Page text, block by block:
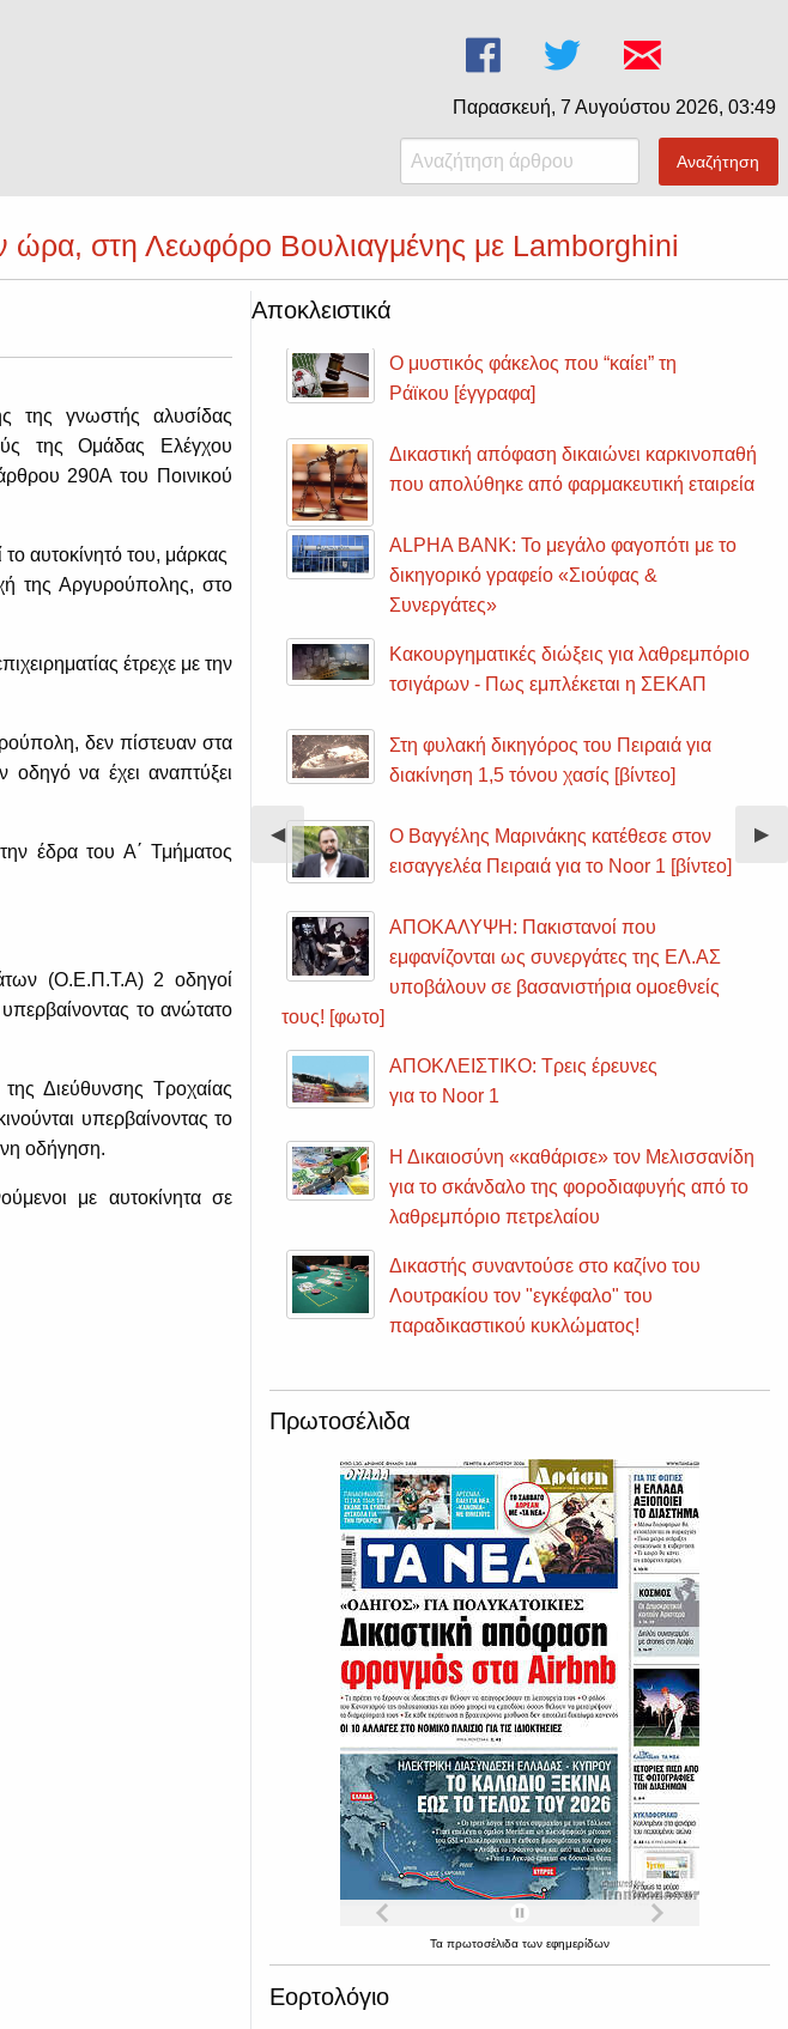
Παρασκευή, 7 Αυγούστου 2026, 03:49
Αναζήτηση
ώρα, στη Λεωφόρο Βουλιαγμένης με Lamborghini
της γνωστής αλυσίδας
της Ομάδας Ελέγχου
290Α του Ποινικού
αυτοκίνητό του, μάρκας
της Αργυρούπολης, στο
έτρεχε με την
δεν πίστευαν στα
οδηγό να έχει αναπτύξει
έδρα του Α΄ Τμήματος
(Ο.Ε.Π.Τ.Α) 2 οδηγοί
υπερβαίνοντας το ανώτατο
Διεύθυνσης Τροχαίας
υπερβαίνοντας το
οδήγηση.
με αυτοκίνητα σε
Αποκλειστικά
Previous
Slide
◀︎ ▶︎
Ο μυστικός φάκελος που “καίει” τη
Ράϊκου [έγγραφα]
Δικαστική απόφαση δικαιώνει καρκινοπαθή
που απολύθηκε από φαρμακευτική εταιρεία
ALPHA BANK: Το μεγάλο φαγοπότι με το
δικηγορικό γραφείο «Σιούφας &
Συνεργάτες»
Κακουργηματικές διώξεις για λαθρεμπόριο
τσιγάρων - Πως εμπλέκεται η ΣΕΚΑΠ
Στη φυλακή δικηγόρος του Πειραιά για
διακίνηση 1,5 τόνου χασίς [βίντεο]
Ο Βαγγέλης Μαρινάκης κατέθεσε στον
εισαγγελέα Πειραιά για το Noor 1 [βίντεο]
ΑΠΟΚΑΛΥΨΗ: Πακιστανοί που
εμφανίζονται ως συνεργάτες της ΕΛ.ΑΣ
υποβάλουν σε βασανιστήρια ομοεθνείς
τους! [φωτο]
ΑΠΟΚΛΕΙΣΤΙΚΟ: Τρεις έρευνες
για το Noor 1
Η Δικαιοσύνη «καθάρισε» τον Μελισσανίδη
για το σκάνδαλο της φοροδιαφυγής από το
λαθρεμπόριο πετρελαίου
Δικαστής συναντούσε στο καζίνο του
Λουτρακίου τον "εγκέφαλο" του
παραδικαστικού κυκλώματος!
Πρωτοσέλιδα
Τα πρωτοσέλιδα των εφημερίδων
Εορτολόγιο